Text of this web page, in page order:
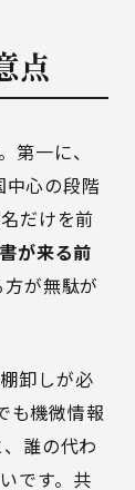
点
第一に、
心の段階
だけを前
が来る前
が無駄が
卸しが必
も機微情報
誰の代わ
です。共